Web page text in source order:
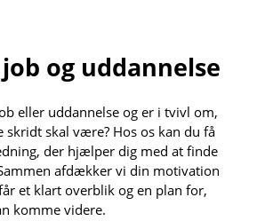
og uddannelse
eller uddannelse og er i tvivl om,
skal være? Hos os kan du få
der hjælper dig med at finde
afdækker vi din motivation
et klart overblik og en plan for,
komme videre.